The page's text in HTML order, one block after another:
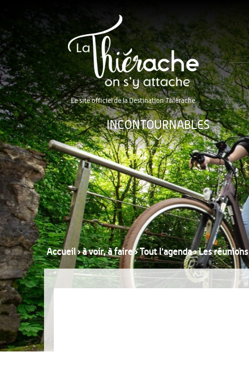
Le site officiel de la Destination Thiérache
INCONTOURNABLES
Accueil›à voir, à faire›Tout l'agenda›Les